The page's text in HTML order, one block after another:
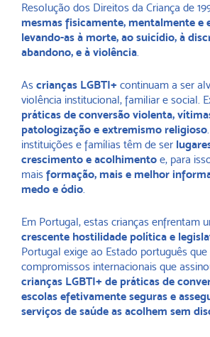
Resolução dos Direitos da Criança de
mesmas fisicamente, mentalmente e
levando-as à morte, ao suicídio, à
abandono, e à violência.
As crianças LGBTI+ continuam a ser
violência institucional, familiar e social.
práticas de conversão violenta,
patologização e extremismo religioso
instituições e famílias têm de ser
crescimento e acolhimento e, para
mais formação, mais e melhor
medo e ódio.
Em Portugal, estas crianças enfrentam
crescente hostilidade política e
Portugal exige ao Estado português
compromissos internacionais que
crianças LGBTI+ de práticas de
escolas efetivamente seguras e
serviços de saúde as acolhem sem